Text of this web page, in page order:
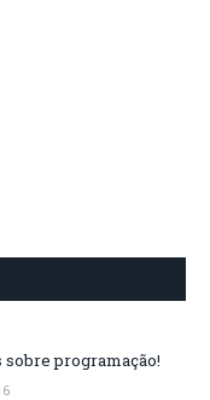
programação!